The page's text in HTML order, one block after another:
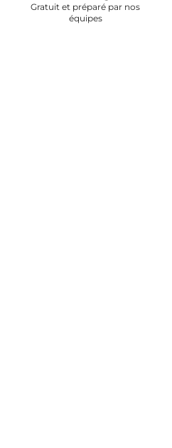
Gratuit et préparé par nos
équipes